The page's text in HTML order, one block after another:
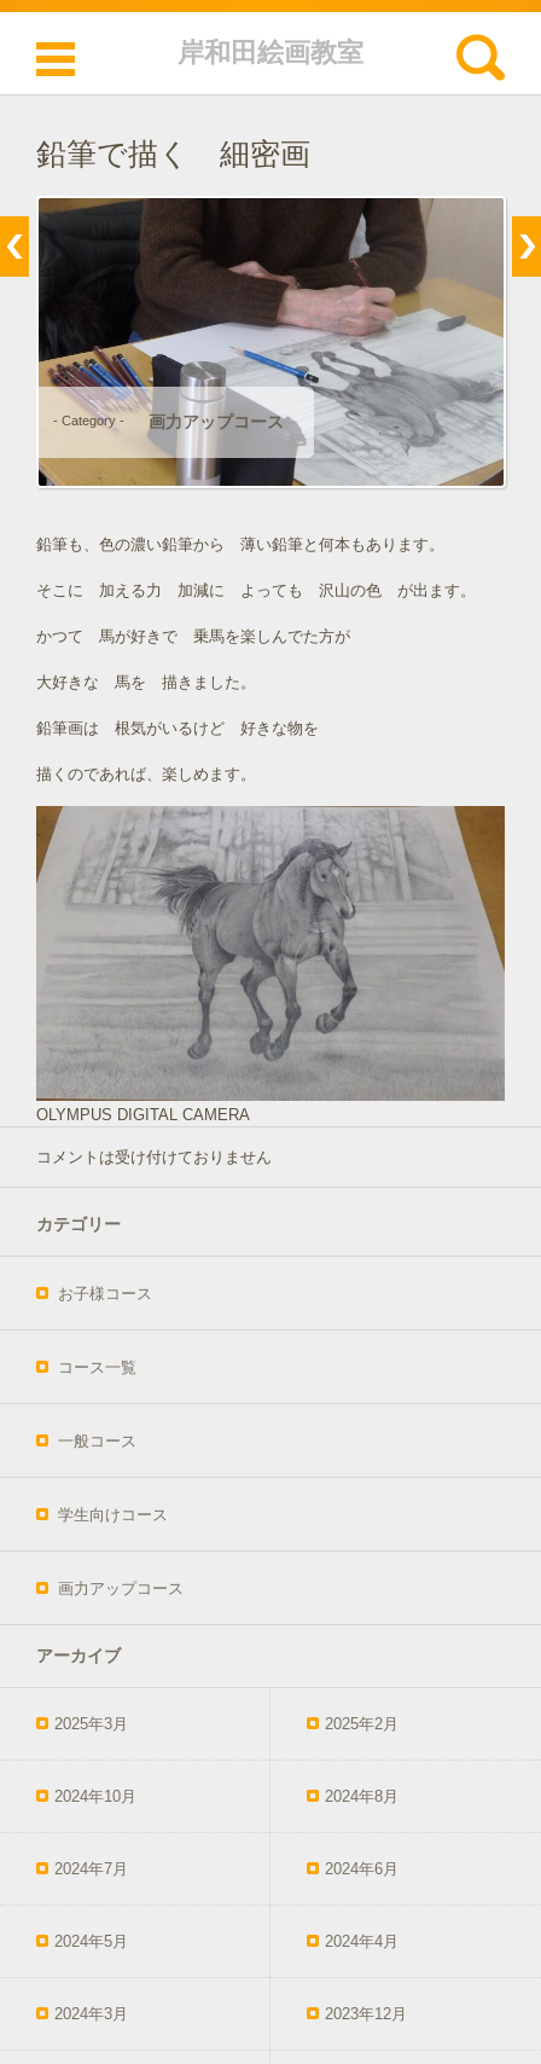
岸和田絵画教室
検索:
コンテンツに移動
鉛筆で描く 細密画
- Category - 画力アップコース
鉛筆も、色の濃い鉛筆から 薄い鉛筆と何本もあります。
そこに 加える力 加減に よっても 沢山の色 が出ます。
かつて 馬が好きで 乗馬を楽しんでた方が
大好きな 馬を 描きました。
鉛筆画は 根気がいるけど 好きな物を
描くのであれば、楽しめます。
OLYMPUS DIGITAL CAMERA
コメントは受け付けておりません
カテゴリー
お子様コース
コース一覧
一般コース
学生向けコース
画力アップコース
アーカイブ
2025年3月 2025年2月
2024年10月 2024年8月
2024年7月 2024年6月
2024年5月 2024年4月
2024年3月 2023年12月